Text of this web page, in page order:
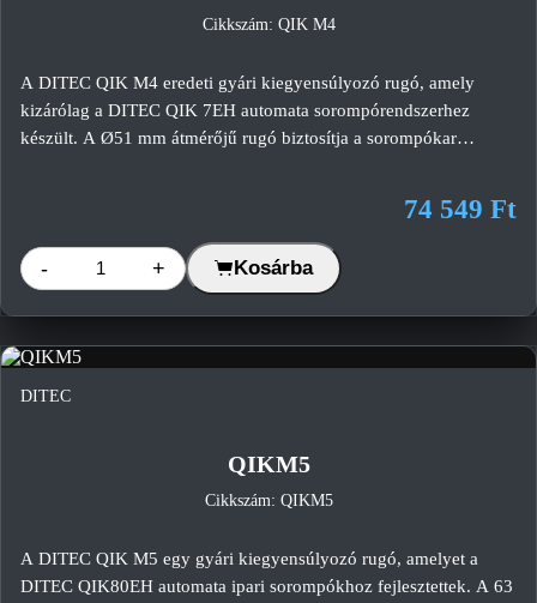
Cikkszám: QIK M4
A DITEC QIK M4 eredeti gyári kiegyensúlyozó rugó, amely
kizárólag a DITEC QIK 7EH automata sorompórendszerhez
készült. A Ø51 mm átmérőjű rugó biztosítja a sorompókar
megfelelő rugó kiválasztását minden esetben a DITEC gyári
rugóválasztó táblázata alapján kell elvégezni.
74 549 Ft
- + Kosárba
DITEC
QIKM5
Cikkszám: QIKM5
A DITEC QIK M5 egy gyári kiegyensúlyozó rugó, amelyet a
DITEC QIK80EH automata ipari sorompókhoz fejlesztettek. A 63